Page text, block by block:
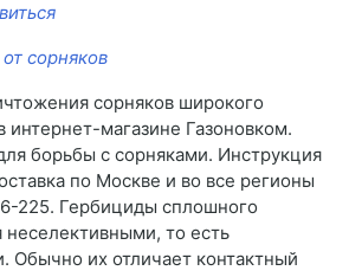
сорняков
сорняков широкого
интернет-магазине Газоновком.
борьбы с сорняками. Инструкция
по Москве и во все регионы
225. Гербициды сплошного
неселективными, то есть
Обычно их отличает контактный